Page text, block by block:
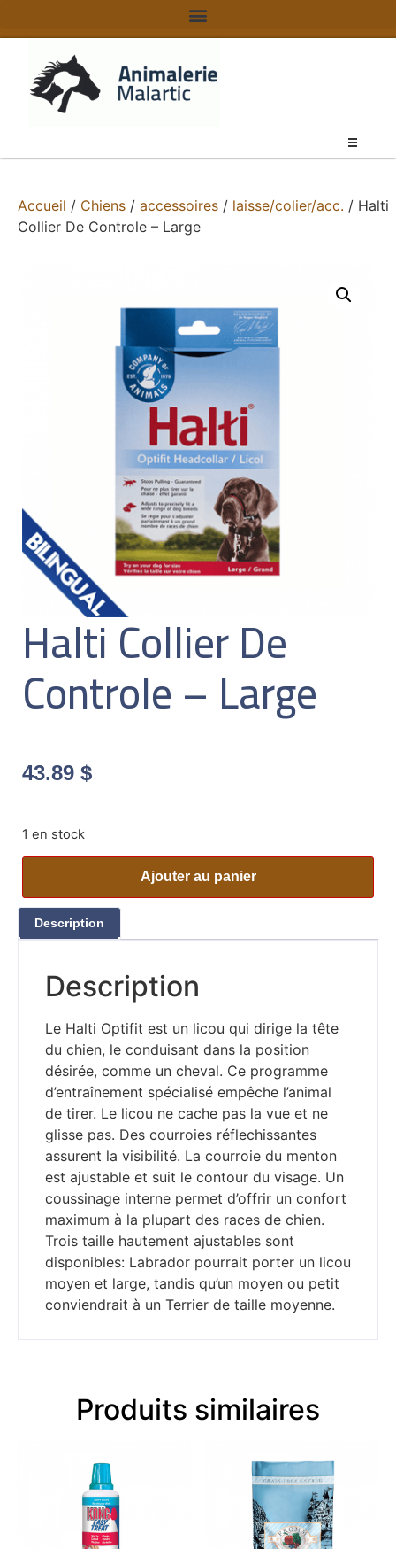
Accueil / Chiens / accessoires / laisse/colier/acc. / Halti
Collier De Controle – Large
Halti Collier De
Controle – Large
43.89 $
1 en stock
Ajouter au panier
Description
Description
Le Halti Optifit est un licou qui dirige la tête
du chien, le conduisant dans la position
désirée, comme un cheval. Ce programme
d’entraînement spécialisé empêche l’animal
de tirer. Le licou ne cache pas la vue et ne
glisse pas. Des courroies réflechissantes
assurent la visibilité. La courroie du menton
est ajustable et suit le contour du visage. Un
coussinage interne permet d’offrir un confort
maximum à la plupart des races de chien.
Trois taille hautement ajustables sont
disponibles: Labrador pourrait porter un licou
moyen et large, tandis qu’un moyen ou petit
conviendrait à un Terrier de taille moyenne.
Produits similaires